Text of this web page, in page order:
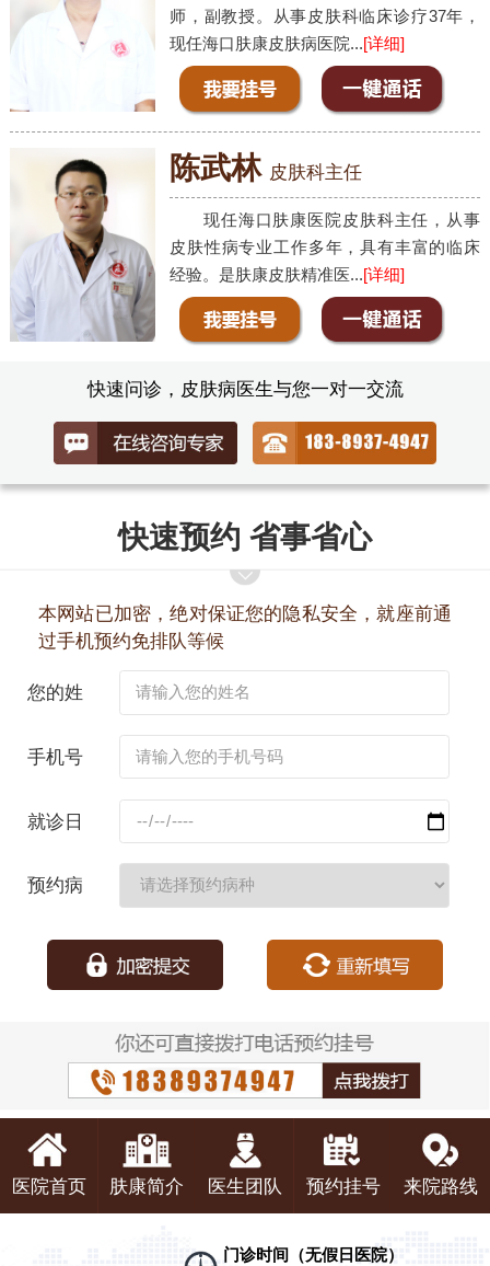
师，副教授。从事皮肤科临床诊疗37年，
现任海口肤康皮肤病医院...[详细]
陈武林 皮肤科主任
现任海口肤康医院皮肤科主任，从事
皮肤性病专业工作多年，具有丰富的临床
经验。是肤康皮肤精准医...[详细]
快速问诊，皮肤病医生与您一对一交流
快速预约 省事省心
本网站已加密，绝对保证您的隐私安全，就座前通
过手机预约免排队等候
您的姓
手机号
就诊日
预约病
医院首页 肤康简介 医生团队 预约挂号 来院路线
门诊时间（无假日医院）